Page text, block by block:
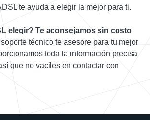
te ayuda a elegir la mejor para ti.
elegir? Te aconsejamos sin costo
técnico te asesore para tu mejor
toda la información precisa
que no vaciles en contactar con